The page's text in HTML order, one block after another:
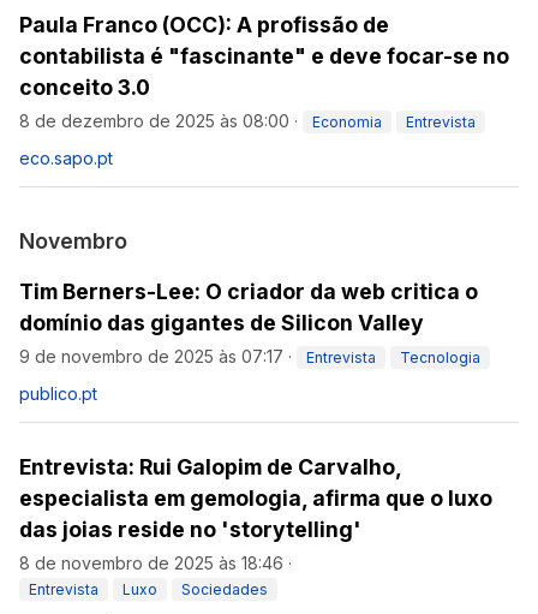
Paula Franco (OCC): A profissão de
contabilista é "fascinante" e deve focar-se no
conceito 3.0
8 de dezembro de 2025 às 08:00 · Economia Entrevista
eco.sapo.pt
Novembro
Tim Berners-Lee: O criador da web critica o
domínio das gigantes de Silicon Valley
9 de novembro de 2025 às 07:17 · Entrevista Tecnologia
publico.pt
Entrevista: Rui Galopim de Carvalho,
especialista em gemologia, afirma que o luxo
das joias reside no 'storytelling'
8 de novembro de 2025 às 18:46 ·
Entrevista Luxo Sociedades